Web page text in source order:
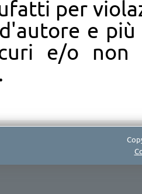
per
e più
e/o non